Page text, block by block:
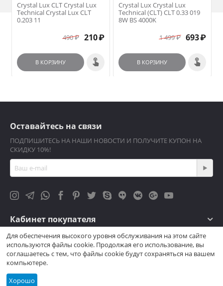
Crystal Lux CLT Crystal Lux
Technical Crystal Lux CLT
0.203 11
490₽ 210₽
В КОРЗИНУ
Crystal Lux Crystal Lux
Technical (CLT) CLT 0.33 019
8W BS 4000K
1 499₽ 693₽
В КОРЗИНУ
Оставайтесь на связи
ПОДПИШИТЕСЬ НА НАШИ НОВОСТИ И ПОЛУЧИТЕ КУПОН НА
СКИДКУ 10%!
Кабинет покупателя
Магазин
Контакты
Для обеспечения высокого уровня обслуживания на этом сайте
используются файлы cookie. Продолжая его использование, вы
соглашаетесь с тем, что файлы cookie будут сохраняться на вашем
компьютере.
Хорошо